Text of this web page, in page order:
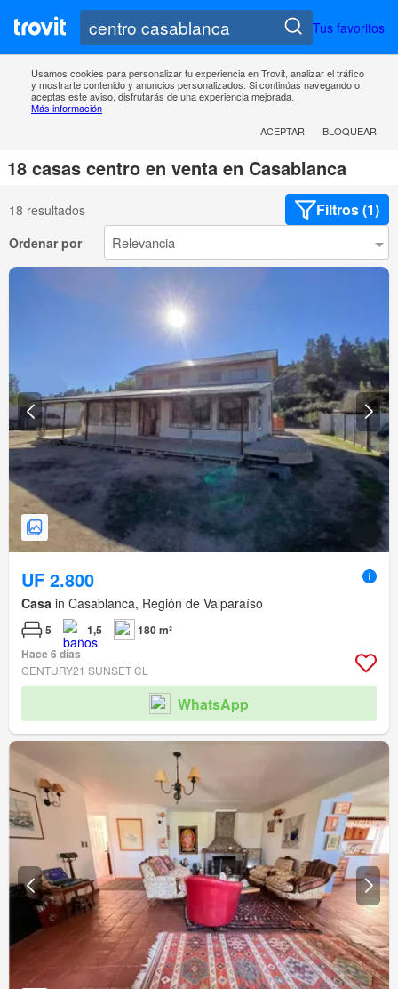
Tus favoritos
Usamos cookies para personalizar tu experiencia en Trovit, analizar el tráfico
y mostrarte contenido y anuncios personalizados. Si continúas navegando o
aceptas este aviso, disfrutarás de una experiencia mejorada.
Más información
ACEPTAR
BLOQUEAR
18 casas centro en venta en Casablanca
18 resultados Filtros (1)
Ordenar por
UF 2.800
Casa in Casablanca, Región de Valparaíso
5 1,5
180 m²
Hace 6 días
CENTURY21 SUNSET CL
WhatsApp